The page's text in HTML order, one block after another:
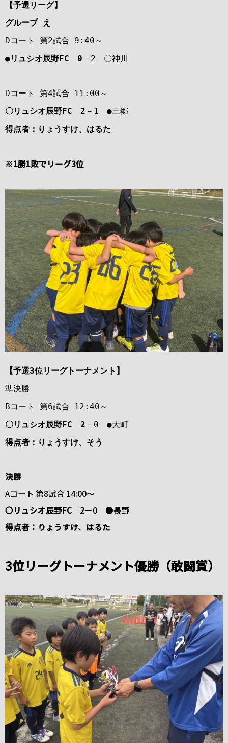
【予選リーグ】
グループ え
Dコート 第2試合 9:40～
●リュシオ辰野FC 0 －2 〇神川
Dコート 第4試合 11:00～
〇リュシオ辰野FC 2 －1 ●三郷
得点者：りょうすけ、はるた
※1勝1敗でリーグ3位
【予選3位リーグトーナメント】
準決勝
Bコート 第6試合 12:40～
〇リュシオ辰野FC 2 －0 ●大町
得点者：りょうすけ、そう
決勝
Aコート 第8試合 14:00～
〇リュシオ辰野FC 2－0 ●長野
得点者：りょうすけ、はるた
3位リーグトーナメント優勝（敢闘賞）